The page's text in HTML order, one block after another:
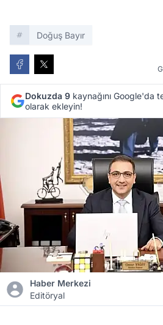
Doğuş Bayır
Dokuzda 9 kaynağını Google'da
olarak ekleyin!
Haber Merkezi
Editöryal